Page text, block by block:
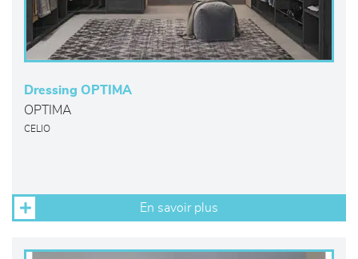
Dressing OPTIMA
OPTIMA
CELIO
En savoir plus